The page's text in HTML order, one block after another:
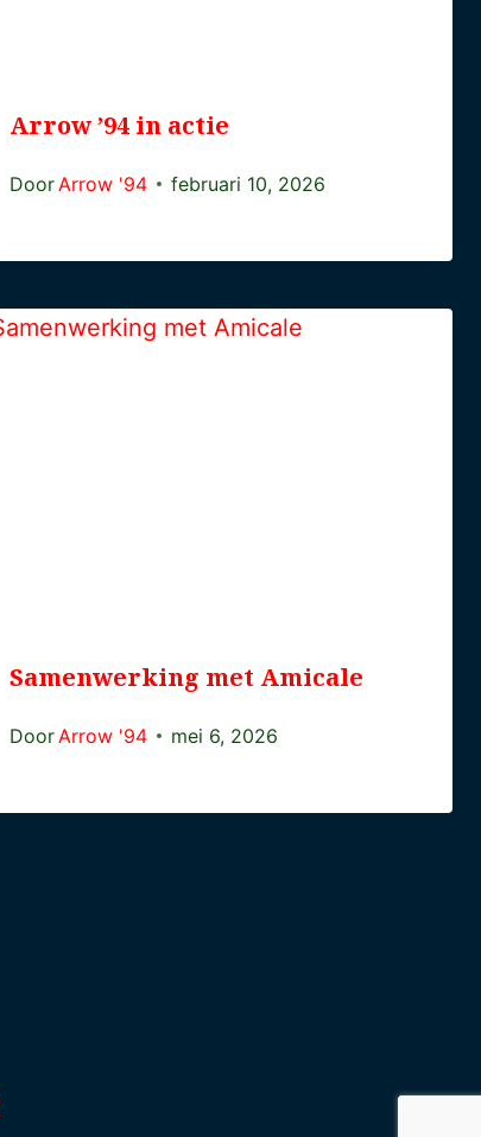
Arrow ’94 in actie
Door Arrow '94 februari 10, 2026
Samenwerking met Amicale
Door Arrow '94 mei 6, 2026